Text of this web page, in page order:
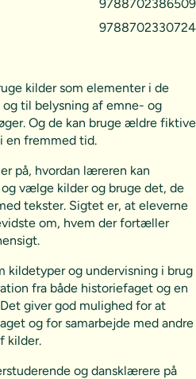
9788702386509
9788702330724
kilder som elementer i de
og til belysning af emne- og
Og de kan bruge ældre fiktive
en fremmed tid.
på, hvordan læreren kan
vælge kilder og bruge det, de
tekster. Sigtet er, at eleverne
om, hvem der fortæller
kildetyper og undervisning i brug
fra både historiefaget og en
giver god mulighed for at
og for samarbejde med andre
kilder.
og dansklærere på